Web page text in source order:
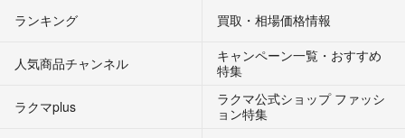
ランキング 買取・相場価格情報
人気商品チャンネル
キャンペーン一覧・おすすめ
特集
ラクマplus
ラクマ公式ショップ ファッシ
ョン特集